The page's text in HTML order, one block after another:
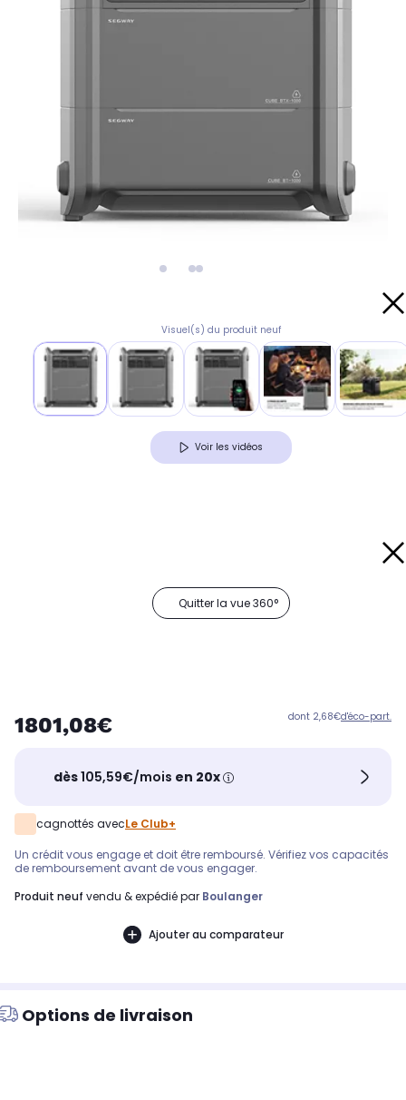
Visuel(s) du produit neuf
Voir les vidéos
Quitter la vue 360°
1801,08€ dont 2,68€d'éco-part.
dès105,59€/mois en 20x
cagnottés avecLe Club+
Un crédit vous engage et doit être remboursé. Vérifiez vos capacités
de remboursement avant de vous engager.
produit neuf vendu & expédié par Boulanger
Ajouter au comparateur
Options de livraison